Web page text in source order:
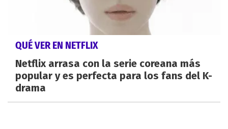
QUÉ VER EN NETFLIX
Netflix arrasa con la serie coreana más
popular y es perfecta para los fans del K-
drama